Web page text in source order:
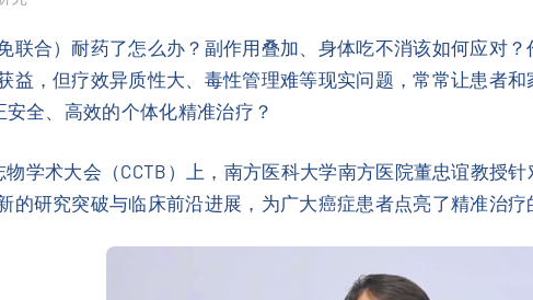
联合）耐药了怎么办？副作用叠加、身体吃不消该如何应对
益，但疗效异质性大、毒性管理难等现实问题，常常让患者
安全、高效的个体化精准治疗？
物学术大会（CCTB）上，南方医科大学南方医院董忠谊教授
的研究突破与临床前沿进展，为广大癌症患者点亮了精准治疗